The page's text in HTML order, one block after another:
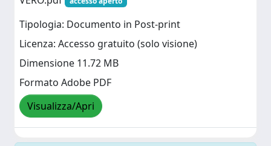
Tipologia: Documento in Post-print
Licenza: Accesso gratuito (solo visione)
Dimensione 11.72 MB
Formato Adobe PDF
Visualizza/Apri